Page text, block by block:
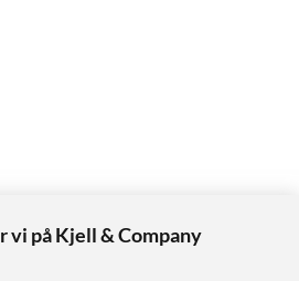
vi på Kjell & Company